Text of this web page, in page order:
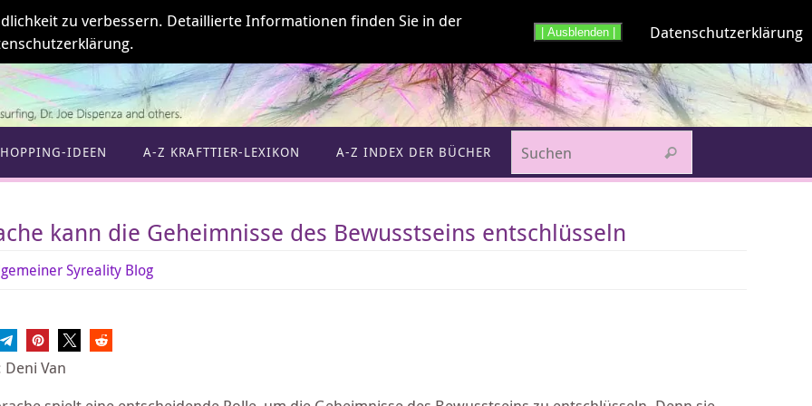
IDEEN A-Z KRAFTTIER-LEXIKON A-Z INDEX DER BÜCHER Suchen
kann die Geheimnisse des Bewusstseins entschlüsseln
Syreality Blog
Van
zu verbessern. Detaillierte Informationen finden Sie in der
| Ausblenden | Datenschutzerklärung